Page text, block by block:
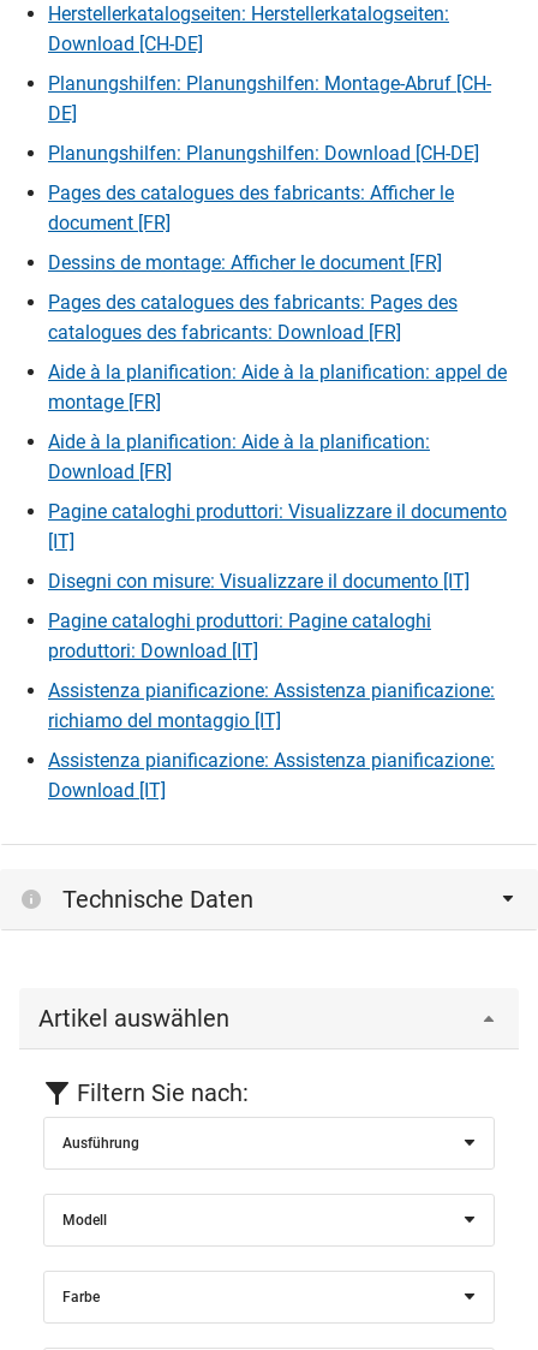
Herstellerkatalogseiten: Herstellerkatalogseiten:
Download [CH-DE]
Planungshilfen: Planungshilfen: Montage-Abruf [CH-
DE]
Planungshilfen: Planungshilfen: Download [CH-DE]
Pages des catalogues des fabricants: Afficher le
document [FR]
Dessins de montage: Afficher le document [FR]
Pages des catalogues des fabricants: Pages des
catalogues des fabricants: Download [FR]
Aide à la planification: Aide à la planification: appel de
montage [FR]
Aide à la planification: Aide à la planification:
Download [FR]
Pagine cataloghi produttori: Visualizzare il documento
[IT]
Disegni con misure: Visualizzare il documento [IT]
Pagine cataloghi produttori: Pagine cataloghi
produttori: Download [IT]
Assistenza pianificazione: Assistenza pianificazione:
richiamo del montaggio [IT]
Assistenza pianificazione: Assistenza pianificazione:
Download [IT]
Technische Daten
Artikel auswählen
Filtern Sie nach:
Ausführung
Modell
Farbe